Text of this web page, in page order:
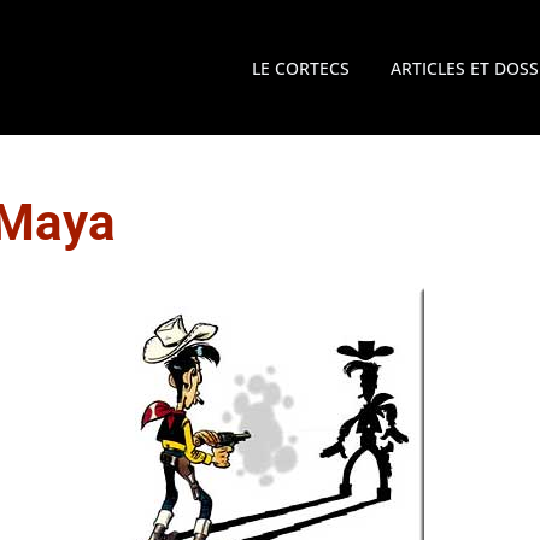
LE CORTECS ARTICLES ET